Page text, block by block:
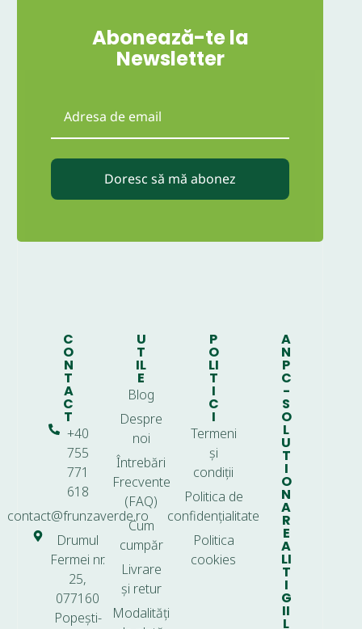
Abonează-te la
Newsletter
Doresc să mă abonez
C
O
N
T
A
C
T
+40
755
771
618
contact@frunzaverde.ro
Drumul
Fermei nr.
25,
077160
Popești-
U
T
IL
E
Blog
Despre
noi
Întrebări
Frecvente
(FAQ)
Cum
cumpăr
Livrare
și retur
Modalități
P
O
LI
T
I
C
I
Termeni
și
condiții
Politica de
confidențialitate
Politica
cookies
A
N
P
C
-
S
O
L
U
T
I
O
N
A
R
E
A
LI
T
I
G
II
L